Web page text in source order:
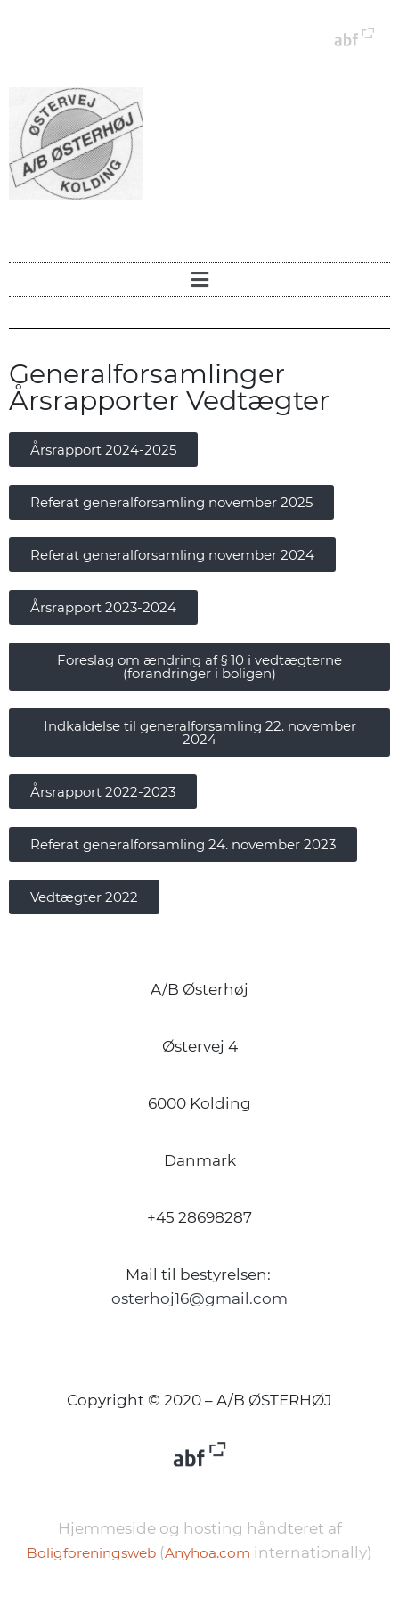
Generalforsamlinger
Årsrapporter Vedtægter
Årsrapport 2024-2025
Referat generalforsamling november 2025
Referat generalforsamling november 2024
Årsrapport 2023-2024
Foreslag om ændring af § 10 i vedtægterne
(forandringer i boligen)
Indkaldelse til generalforsamling 22. november
2024
Årsrapport 2022-2023
Referat generalforsamling 24. november 2023
Vedtægter 2022
A/B Østerhøj
Østervej 4
6000 Kolding
Danmark
+45 28698287
Mail til bestyrelsen:
osterhoj16@gmail.com
Copyright © 2020 – A/B ØSTERHØJ
Hjemmeside og hosting håndteret af
Boligforeningsweb (Anyhoa.com internationally)